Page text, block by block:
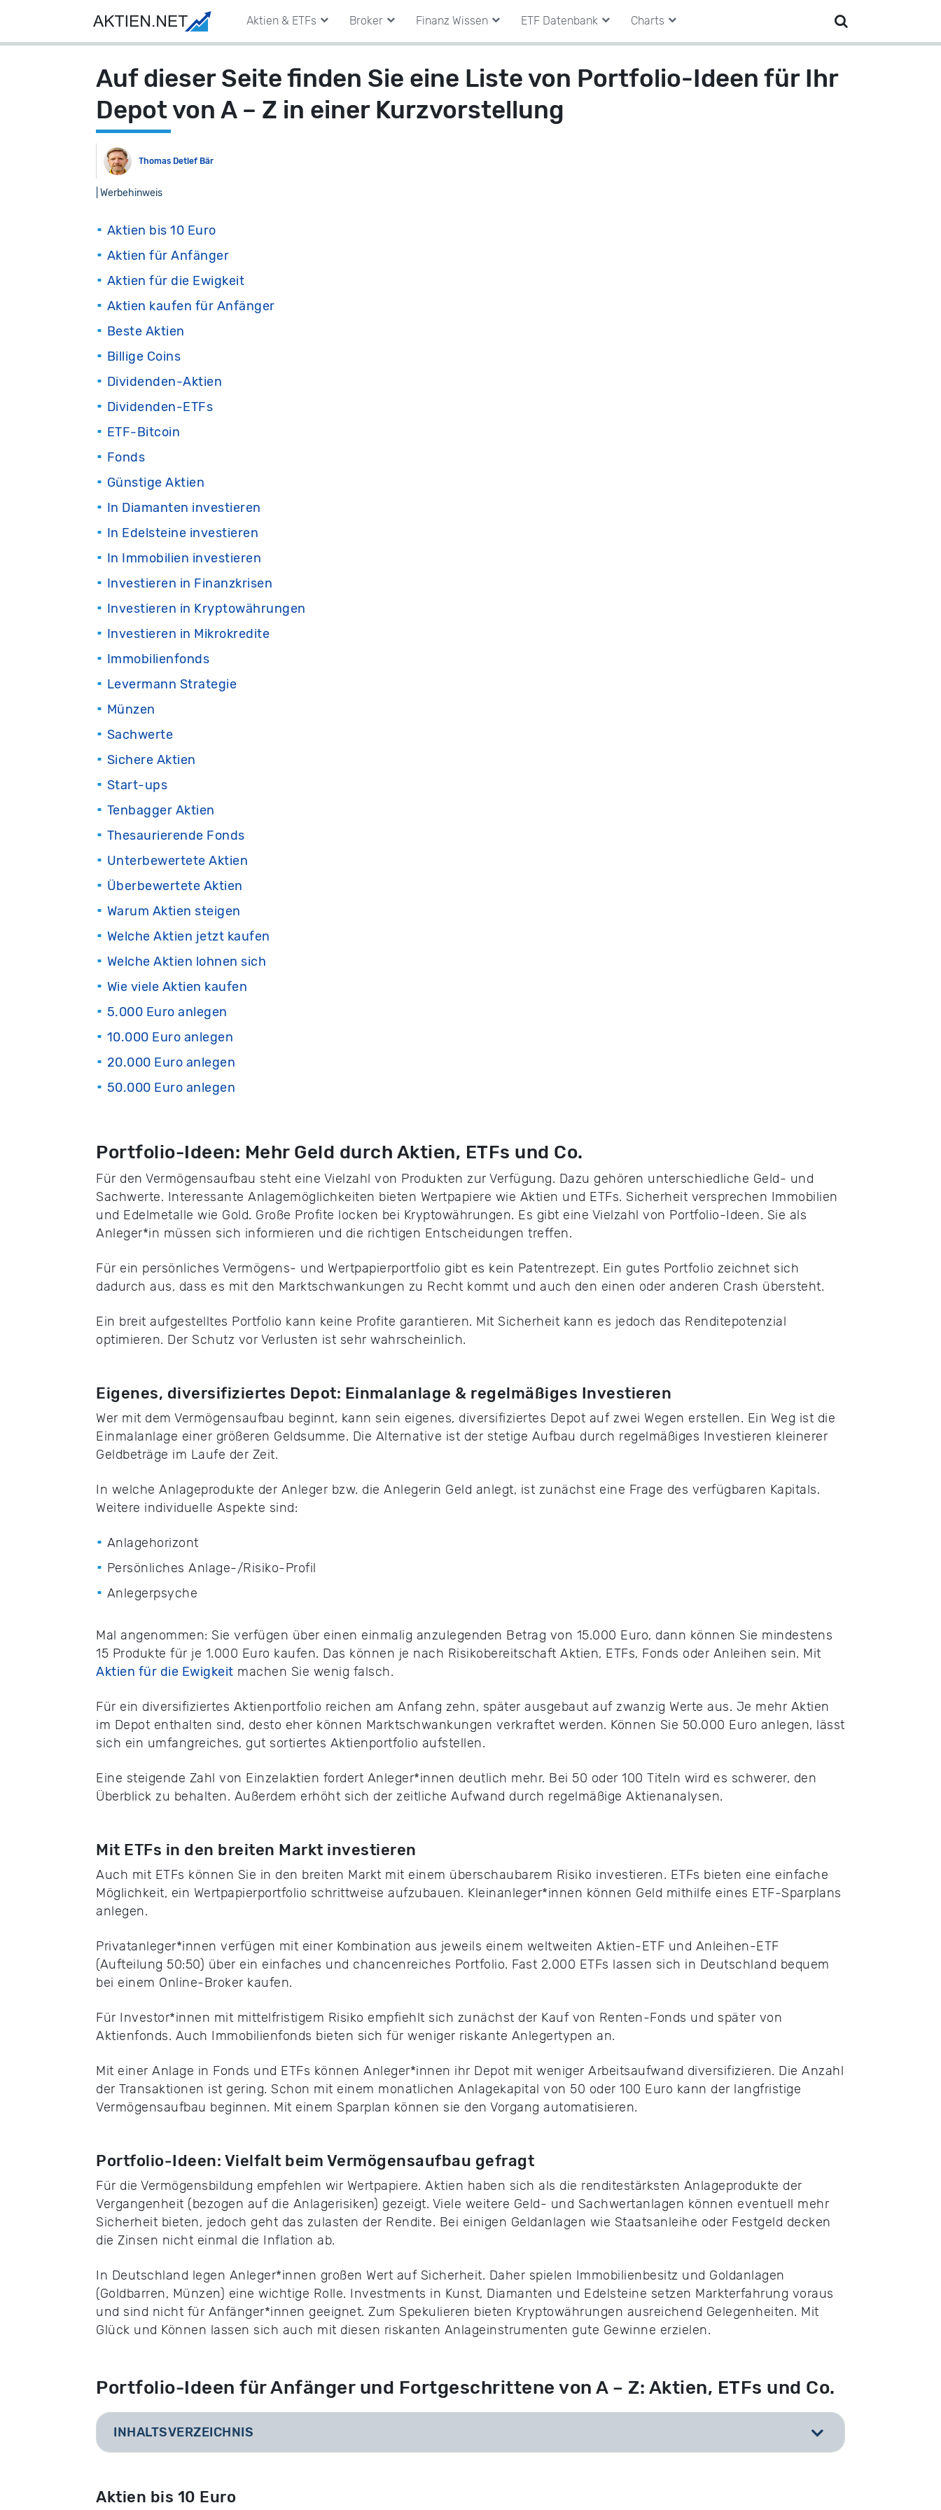
Aktien & ETFs Broker Finanz Wissen ETF Datenbank Charts
Auf dieser Seite finden Sie eine Liste von Portfolio-Ideen für Ihr
Depot von A – Z in einer Kurzvorstellung
Thomas Detlef Bär
| Werbehinweis
Aktien bis 10 Euro
Aktien für Anfänger
Aktien für die Ewigkeit
Aktien kaufen für Anfänger
Beste Aktien
Billige Coins
Dividenden-Aktien
Dividenden-ETFs
ETF-Bitcoin
Fonds
Günstige Aktien
In Diamanten investieren
In Edelsteine investieren
In Immobilien investieren
Investieren in Finanzkrisen
Investieren in Kryptowährungen
Investieren in Mikrokredite
Immobilienfonds
Levermann Strategie
Münzen
Sachwerte
Sichere Aktien
Start-ups
Tenbagger Aktien
Thesaurierende Fonds
Unterbewertete Aktien
Überbewertete Aktien
Warum Aktien steigen
Welche Aktien jetzt kaufen
Welche Aktien lohnen sich
Wie viele Aktien kaufen
5.000 Euro anlegen
10.000 Euro anlegen
20.000 Euro anlegen
50.000 Euro anlegen
Portfolio-Ideen: Mehr Geld durch Aktien, ETFs und Co.
Für den Vermögensaufbau steht eine Vielzahl von Produkten zur Verfügung. Dazu gehören unterschiedliche Geld- und
Sachwerte. Interessante Anlagemöglichkeiten bieten Wertpapiere wie Aktien und ETFs. Sicherheit versprechen Immobilien
und Edelmetalle wie Gold. Große Profite locken bei Kryptowährungen. Es gibt eine Vielzahl von Portfolio-Ideen. Sie als
Anleger*in müssen sich informieren und die richtigen Entscheidungen treffen.
Für ein persönliches Vermögens- und Wertpapierportfolio gibt es kein Patentrezept. Ein gutes Portfolio zeichnet sich
dadurch aus, dass es mit den Marktschwankungen zu Recht kommt und auch den einen oder anderen Crash übersteht.
Ein breit aufgestelltes Portfolio kann keine Profite garantieren. Mit Sicherheit kann es jedoch das Renditepotenzial
optimieren. Der Schutz vor Verlusten ist sehr wahrscheinlich.
Eigenes, diversifiziertes Depot: Einmalanlage & regelmäßiges Investieren
Wer mit dem Vermögensaufbau beginnt, kann sein eigenes, diversifiziertes Depot auf zwei Wegen erstellen. Ein Weg ist die
Einmalanlage einer größeren Geldsumme. Die Alternative ist der stetige Aufbau durch regelmäßiges Investieren kleinerer
Geldbeträge im Laufe der Zeit.
In welche Anlageprodukte der Anleger bzw. die Anlegerin Geld anlegt, ist zunächst eine Frage des verfügbaren Kapitals.
Weitere individuelle Aspekte sind:
Anlagehorizont
Persönliches Anlage-/Risiko-Profil
Anlegerpsyche
Mal angenommen: Sie verfügen über einen einmalig anzulegenden Betrag von 15.000 Euro, dann können Sie mindestens
15 Produkte für je 1.000 Euro kaufen. Das können je nach Risikobereitschaft Aktien, ETFs, Fonds oder Anleihen sein. Mit
Aktien für die Ewigkeit machen Sie wenig falsch.
Für ein diversifiziertes Aktienportfolio reichen am Anfang zehn, später ausgebaut auf zwanzig Werte aus. Je mehr Aktien
im Depot enthalten sind, desto eher können Marktschwankungen verkraftet werden. Können Sie 50.000 Euro anlegen, lässt
sich ein umfangreiches, gut sortiertes Aktienportfolio aufstellen.
Eine steigende Zahl von Einzelaktien fordert Anleger*innen deutlich mehr. Bei 50 oder 100 Titeln wird es schwerer, den
Überblick zu behalten. Außerdem erhöht sich der zeitliche Aufwand durch regelmäßige Aktienanalysen.
Mit ETFs in den breiten Markt investieren
Auch mit ETFs können Sie in den breiten Markt mit einem überschaubarem Risiko investieren. ETFs bieten eine einfache
Möglichkeit, ein Wertpapierportfolio schrittweise aufzubauen. Kleinanleger*innen können Geld mithilfe eines ETF-Sparplans
anlegen.
Privatanleger*innen verfügen mit einer Kombination aus jeweils einem weltweiten Aktien-ETF und Anleihen-ETF
(Aufteilung 50:50) über ein einfaches und chancenreiches Portfolio. Fast 2.000 ETFs lassen sich in Deutschland bequem
bei einem Online-Broker kaufen.
Für Investor*innen mit mittelfristigem Risiko empfiehlt sich zunächst der Kauf von Renten-Fonds und später von
Aktienfonds. Auch Immobilienfonds bieten sich für weniger riskante Anlegertypen an.
Mit einer Anlage in Fonds und ETFs können Anleger*innen ihr Depot mit weniger Arbeitsaufwand diversifizieren. Die Anzahl
der Transaktionen ist gering. Schon mit einem monatlichen Anlagekapital von 50 oder 100 Euro kann der langfristige
Vermögensaufbau beginnen. Mit einem Sparplan können sie den Vorgang automatisieren.
Portfolio-Ideen: Vielfalt beim Vermögensaufbau gefragt
Für die Vermögensbildung empfehlen wir Wertpapiere. Aktien haben sich als die renditestärksten Anlageprodukte der
Vergangenheit (bezogen auf die Anlagerisiken) gezeigt. Viele weitere Geld- und Sachwertanlagen können eventuell mehr
Sicherheit bieten, jedoch geht das zulasten der Rendite. Bei einigen Geldanlagen wie Staatsanleihe oder Festgeld decken
die Zinsen nicht einmal die Inflation ab.
In Deutschland legen Anleger*innen großen Wert auf Sicherheit. Daher spielen Immobilienbesitz und Goldanlagen
(Goldbarren, Münzen) eine wichtige Rolle. Investments in Kunst, Diamanten und Edelsteine setzen Markterfahrung voraus
und sind nicht für Anfänger*innen geeignet. Zum Spekulieren bieten Kryptowährungen ausreichend Gelegenheiten. Mit
Glück und Können lassen sich auch mit diesen riskanten Anlageinstrumenten gute Gewinne erzielen.
Portfolio-Ideen für Anfänger und Fortgeschrittene von A – Z: Aktien, ETFs und Co.
INHALTSVERZEICHNIS
Aktien bis 10 Euro